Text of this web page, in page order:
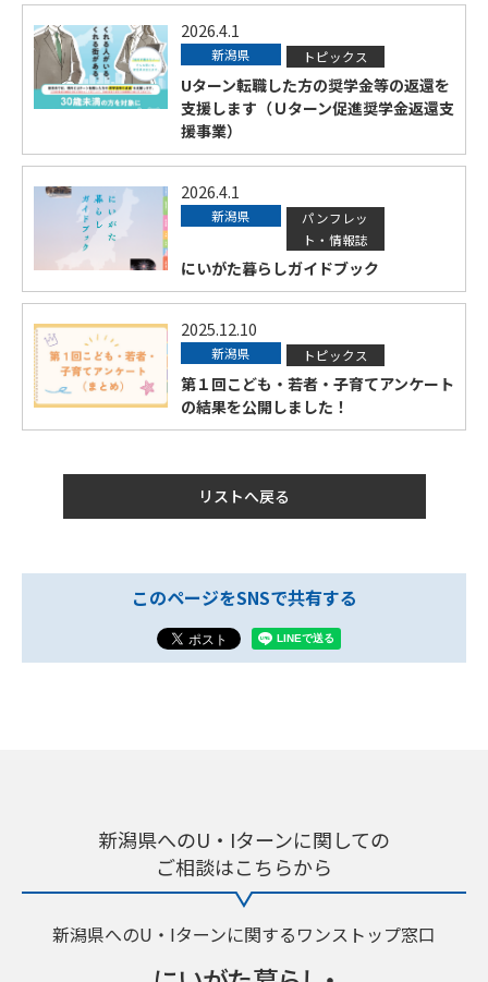
2026.4.1
新潟県 トピックス
Uターン転職した方の奨学金等の返還を
支援します（Ｕターン促進奨学金返還支
援事業）
2026.4.1
新潟県
パンフレッ
ト・情報誌
にいがた暮らしガイドブック
2025.12.10
新潟県 トピックス
第１回こども・若者・子育てアンケート
の結果を公開しました！
リストへ戻る
このページをSNSで共有する
新潟県へのU・Iターンに関しての
ご相談はこちらから
新潟県へのU・Iターンに関するワンストップ窓口